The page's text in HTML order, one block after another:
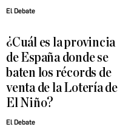
El Debate
¿Cuál es la provincia
de España donde se
baten los récords de
venta de la Lotería de
El Niño?
El Debate